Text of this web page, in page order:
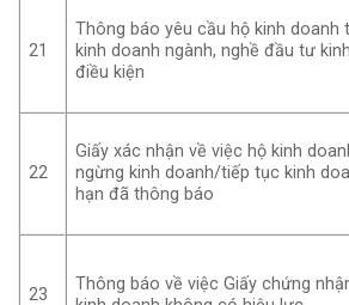
21
Thông báo yêu cầu hộ kinh doanh
kinh doanh ngành, nghề đầu tư
điều kiện
22
Giấy xác nhận về việc hộ kinh
ngừng kinh doanh/tiếp tục kinh
hạn đã thông báo
23
Thông báo về việc Giấy chứng